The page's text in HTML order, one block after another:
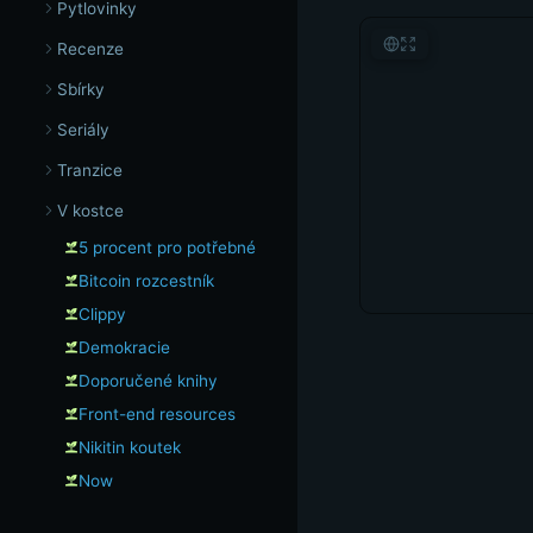
Pytlovinky
Recenze
Sbírky
Seriály
Tranzice
V kostce
5 procent pro potřebné
Bitcoin rozcestník
Clippy
Demokracie
Doporučené knihy
Front-end resources
Nikitin koutek
Now